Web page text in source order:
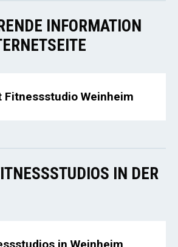
INFORMATION
Fitnessstudio Weinheim
IN DER
in Weinheim